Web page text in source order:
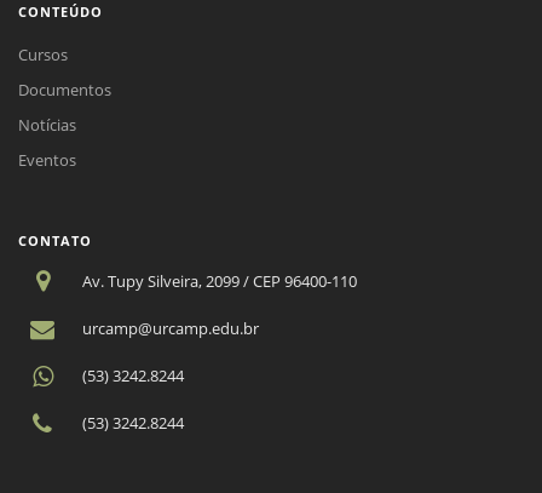
CONTEÚDO
Cursos
Documentos
Notícias
Eventos
CONTATO
Av. Tupy Silveira, 2099 / CEP 96400-110
urcamp@urcamp.edu.br
(53) 3242.8244
(53) 3242.8244